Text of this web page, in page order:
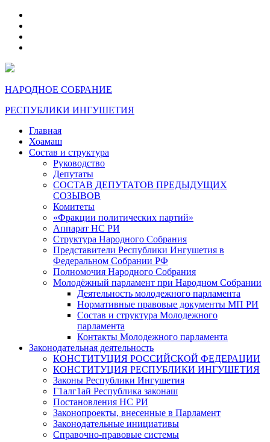
НАРОДНОЕ СОБРАНИЕ
РЕСПУБЛИКИ ИНГУШЕТИЯ
Главная
Хоамаш
Состав и структура
Руководство
Депутаты
СОСТАВ ДЕПУТАТОВ ПРЕДЫДУЩИХ
СОЗЫВОВ
Комитеты
«Фракции политических партий»
Аппарат НС РИ
Структура Народного Собрания
Представители Республики Ингушетия в
Федеральном Собрании РФ
Полномочия Народного Собрания
Молодёжный парламент при Народном Собрании
Деятельность молодежного парламента
Нормативные правовые документы МП РИ
Состав и структура Молодежного
парламента
Контакты Молодежного парламента
Законодательная деятельность
КОНСТИТУЦИЯ РОССИЙСКОЙ ФЕДЕРАЦИИ
КОНСТИТУЦИЯ РЕСПУБЛИКИ ИНГУШЕТИЯ
Законы Республики Ингушетия
Г1алг1ай Республика законаш
Постановления НС РИ
Законопроекты, внесенные в Парламент
Законодательные инициативы
Справочно-правовые системы